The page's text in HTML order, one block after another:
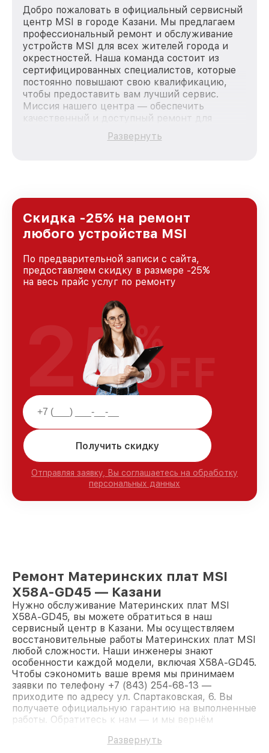
Добро пожаловать в официальный сервисный
центр MSI в городе Казани. Мы предлагаем
профессиональный ремонт и обслуживание
устройств MSI для всех жителей города и
окрестностей. Наша команда состоит из
сертифицированных специалистов, которые
постоянно повышают свою квалификацию,
чтобы предоставить вам лучший сервис.
Миссия нашего центра — обеспечить
качественный и доступный ремонт для
каждого пользователя продукции MSI, вне
зависимости от сложности поломки. Мы
и лояльности наших клиентов.
Развернуть
Скидка -25% на ремонт
любого устройства MSI
По предварительной записи с сайта,
предоставляем скидку в размере -25%
на весь прайс услуг по ремонту
Получить скидку
Отправляя заявку, Вы соглашаетесь на обработку
персональных данных
25%
OFF
Ремонт Материнских плат MSI
X58A-GD45 — Казани
Нужно обслуживание Материнских плат MSI
X58A-GD45, вы можете обратиться в наш
сервисный центр в Казани. Мы осуществляем
восстановительные работы Материнских плат MSI
любой сложности. Наши инженеры знают
особенности каждой модели, включая X58A-GD45.
Чтобы сэкономить ваше время мы принимаем
заявки по телефону +7 (843) 254-68-13 —
приходите по адресу ул. Спартаковская, 6. Вы
получаете официальную гарантию на выполненные
работы. Обратитесь к нам — и мы вернём
Развернуть